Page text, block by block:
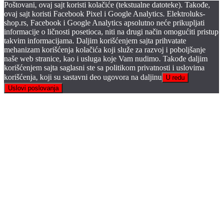
Poštovani, ovaj sajt koristi kolačiće (tekstualne datoteke). Takođe,
ovaj sajt koristi Facebook Pixel i Google Analytics. Elektroluks-
shop.rs, Facebook i Google Analytics apsolutno neće prikupljati
informacije o ličnosti posetioca, niti na drugi način omogućiti pristup
takvim informacijama. Daljim korišćenjem sajta prihvatate
mehanizam korišćenja kolačića koji služe za razvoj i poboljšanje
naše web stranice, kao i usluga koje Vam nudimo. Takođe daljim
korišćenjem sajta saglasni ste sa politikom privatnosti i uslovima
korišćenja, koji su sastavni deo ugovora na daljinu
U redu
Uslovi poslovanja